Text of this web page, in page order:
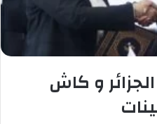
و كاش